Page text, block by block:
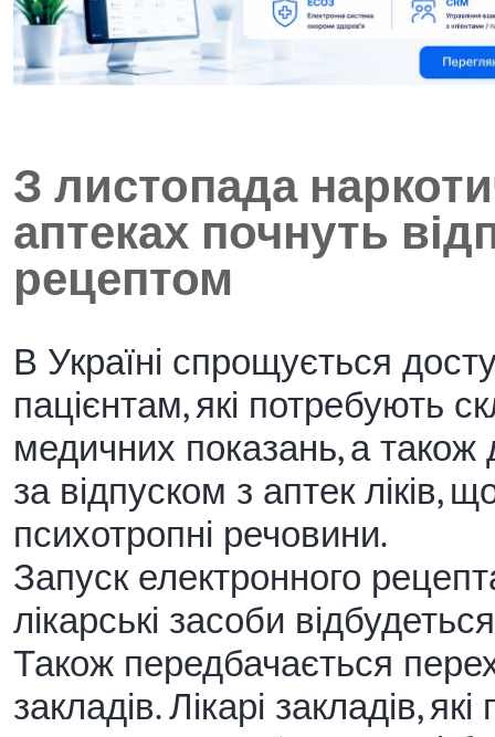
З листопада
аптеках почнуть
рецептом
В Україні спрощується
пацієнтам, які потребують
медичних показань, а
за відпуском з аптек ліків,
психотропні речовини.
Запуск електронного
лікарські засоби
Також передбачається
закладів. Лікарі закладів,